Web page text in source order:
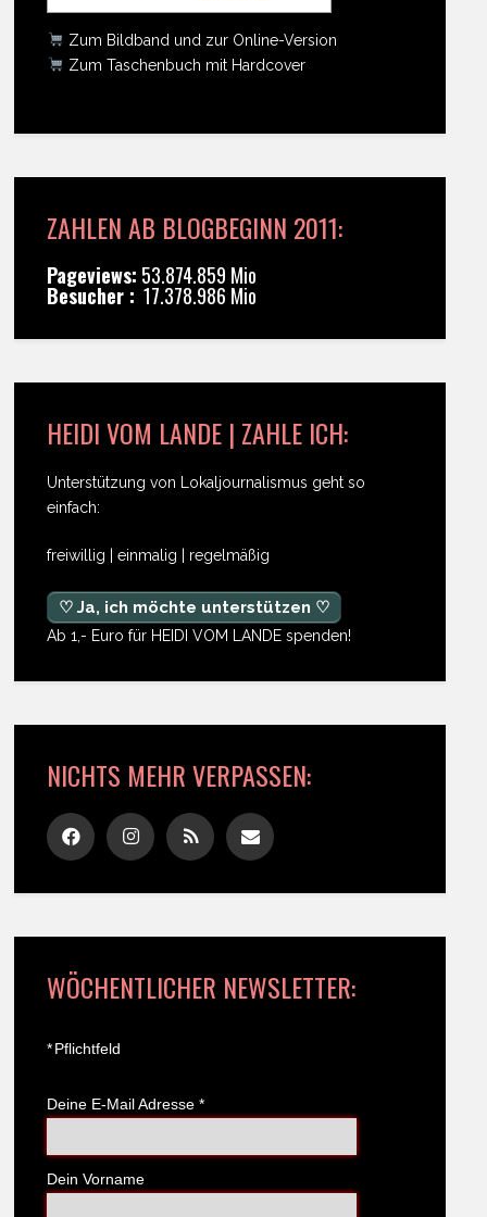
Zum Bildband und zur Online-Version
Zum Taschenbuch mit Hardcover
ZAHLEN AB BLOGBEGINN 2011:
Pageviews: 53.874.859 Mio
Besucher : 17.378.986 Mio
HEIDI VOM LANDE | ZAHLE ICH:
Unterstützung von Lokaljournalismus geht so
einfach:
freiwillig | einmalig | regelmäßig
♡ Ja, ich möchte unterstützen ♡
Ab 1,- Euro für HEIDI VOM LANDE spenden!
NICHTS MEHR VERPASSEN:
WÖCHENTLICHER NEWSLETTER:
*Pflichtfeld
Deine E-Mail Adresse *
Dein Vorname